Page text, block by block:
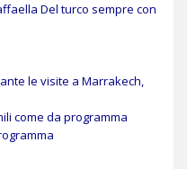
Del turco sempre con
le visite a Marrakech,
come da programma